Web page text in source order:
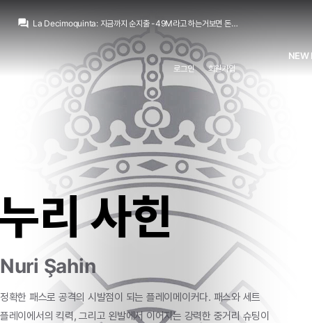
question_answer La Decimoquinta: 지금까지 순지출 -49M라고 하는거보면 돈만 보면 주전급 선수 한명 사올 자금여력은 남아있죠
??? : '디오망데 개미친 존나 잘하는 선수라고 보도해'
??? : '야 디오망데 샀는데 분위기가 왜 이럼'
저짤을보니...
Only one:아우 꼴보기싫다 엔조...
참을대로 참았다, 엔조 IN!
[gif:static.klipy.com/ii/a8ada81afc59159ea5c8927feffa2e31/16/9f/uvivgxUHyuhwS8d.gif]
너네때문에 실망감만 더 커졌다
Jude Bellingham :코르테가나도 지금 시간이면 비니랑 디오망데 글 쓸 시간인데
La Decimoquinta: 그래서 누구 나가는지 기사 뜨나 안뜨나 그거만 보면 될듯
NEW
로그인 회원가입
리 사힌
Nuri Şahin
정확한 패스로 공격의 시발점이 되는 플레이메이커다. 패스와 세트
플레이에서의 킥력, 그리고 왼발에서이어지는 강력한 중거리 슈팅이